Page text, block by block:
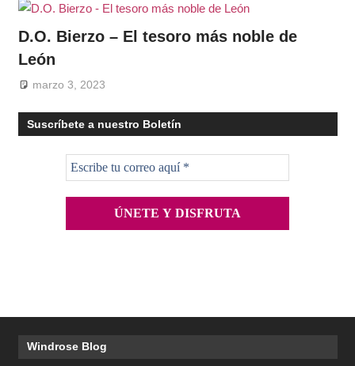
D.O. Bierzo – El tesoro más noble de
León
marzo 3, 2023
Suscríbete a nuestro Boletín
Windrose Blog